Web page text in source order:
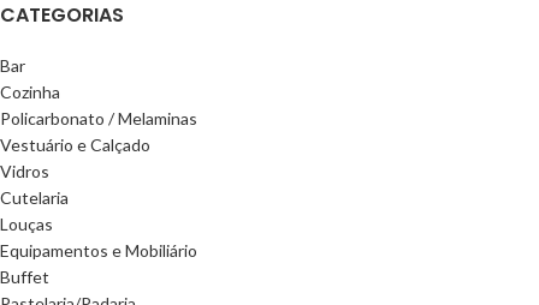
CATEGORIAS
Bar
Cozinha
Policarbonato / Melaminas
Vestuário e Calçado
Vidros
Cutelaria
Louças
Equipamentos e Mobiliário
Buffet